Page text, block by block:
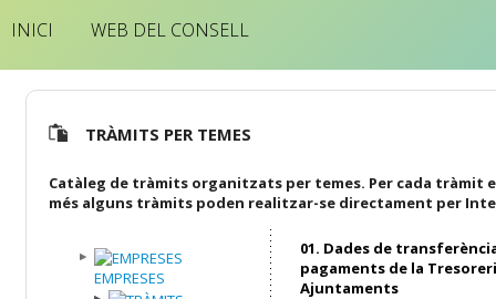
INICI WEB DEL CONSELL
TRÀMITS PER TEMES
Catàleg de tràmits organitzats per temes. Per cada tràmit
més alguns tràmits poden realitzar-se directament per
EMPRESES
01. Dades de
pagaments de la
Ajuntaments